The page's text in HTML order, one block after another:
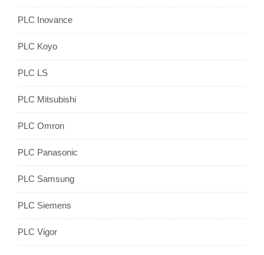
PLC Inovance
PLC Koyo
PLC LS
PLC Mitsubishi
PLC Omron
PLC Panasonic
PLC Samsung
PLC Siemens
PLC Vigor